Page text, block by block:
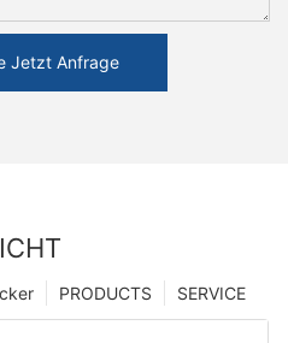
Jetzt Anfrage
SERVICE
PRODUCTS